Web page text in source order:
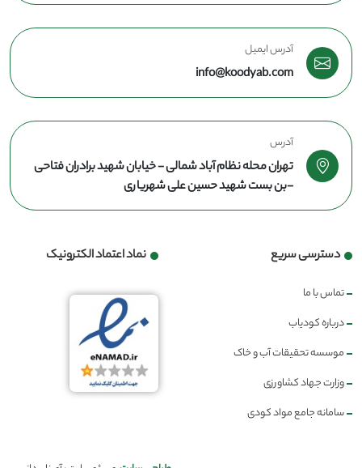
آدرس ایمیل
info@koodyab.com
آدرس
تهران محله نظام آباد شمالی - خیابان شهید برادران فتاحی
-بن بست شهید حسین علی شهریاری
دسترسی سریع
تماس با ما
درباره کودیاب
موسسه تحقیقات آب و خاک
وزارت جهاد کشاورزی
سامانه جامع مواد کودی
نماد اعتماد الکترونیک